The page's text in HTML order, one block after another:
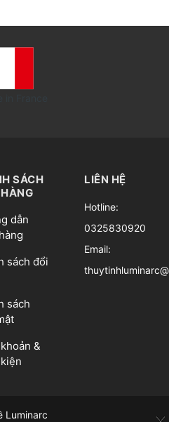
SÁCH
dẫn
sách đổi
sách
&
LIÊN HỆ
Hotline:
0325830920
Email:
Luminarc